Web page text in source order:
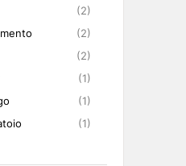
(2)
(2)
(2)
(1)
(1)
(1)